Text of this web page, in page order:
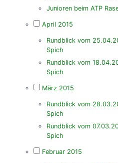
Junioren beim ATP
April 2015
Rundblick vom
Spich
Rundblick vom
Spich
März 2015
Rundblick vom
Spich
Rundblick vom
Spich
Februar 2015